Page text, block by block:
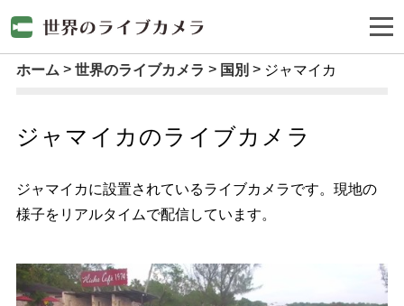
ホーム 世界のライブカメラ 国別 ジャマイカ
ジャマイカのライブカメラ
ジャマイカに設置されているライブカメラです。現地の
様子をリアルタイムで配信しています。